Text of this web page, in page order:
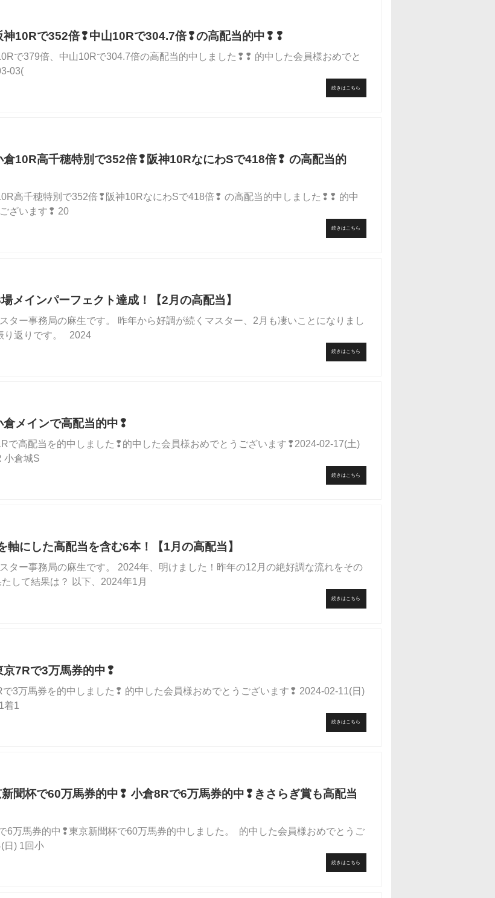
神10Rで352倍❢中山10Rで304.7倍❢の高配当的中❢❢
で379倍、中山10Rで304.7倍の高配当的中しました❢❢ 的中した会員様おめでと
03(
続きはこちら
倉10R高千穂特別で352倍❢阪神10RなにわSで418倍❢ の高配当的
高千穂特別で352倍❢阪神10RなにわSで418倍❢ の高配当的中しました❢❢ 的中
ざいます❢ 20
続きはこちら
メインパーフェクト達成！【2月の高配当】
ター事務局の麻生です。 昨年から好調が続くマスター、2月も凄いことになりまし
り返りです。 2024
続きはこちら
メインで高配当的中❢
で高配当を的中しました❢的中した会員様おめでとうございます❢2024-02-17(土)
小倉城S
続きはこちら
軸にした高配当を含む6本！【1月の高配当】
ター事務局の麻生です。 2024年、明けました！昨年の12月の絶好調な流れをその
して結果は？ 以下、2024年1月
続きはこちら
7Rで3万馬券的中❢
で3万馬券を的中しました❢ 的中した会員様おめでとうございます❢ 2024-02-11(日)
着1
続きはこちら
聞杯で60万馬券的中❢ 小倉8Rで6万馬券的中❢きさらぎ賞も高配当
6万馬券的中❢東京新聞杯で60万馬券的中しました。 的中した会員様おめでとうご
日) 1回小
続きはこちら